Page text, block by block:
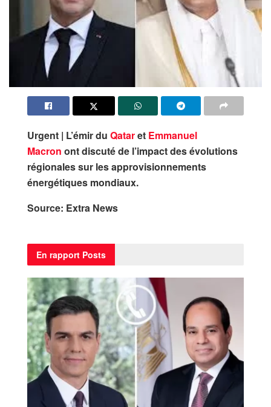
Urgent | L’émir du Qataret Emmanuel
Macron ont discuté de l’impact des évolutions
régionales sur les approvisionnements
énergétiques mondiaux.
Source: Extra News
En rapport Posts